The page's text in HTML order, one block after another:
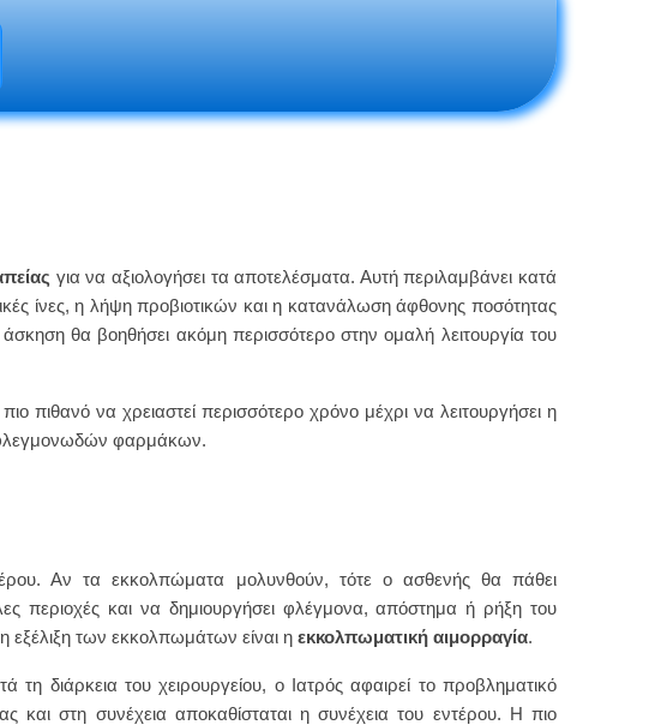
για να αξιολογήσει τα αποτελέσματα. Αυτή περιλαμβάνει κατά
ίνες, η λήψη προβιοτικών και η κατανάλωση άφθονης ποσότητας
θα βοηθήσει ακόμη περισσότερο στην ομαλή λειτουργία του
πιθανό να χρειαστεί περισσότερο χρόνο μέχρι να λειτουργήσει η
φαρμάκων.
Αν τα εκκολπώματα μολυνθούν, τότε ο ασθενής θα πάθει
περιοχές και να δημιουργήσει φλέγμονα, απόστημα ή ρήξη του
εξέλιξη των εκκολπωμάτων είναι η εκκολπωματική αιμορραγία.
τη διάρκεια του χειρουργείου, ο Ιατρός αφαιρεί το προβληματικό
και στη συνέχεια αποκαθίσταται η συνέχεια του εντέρου. Η πιο